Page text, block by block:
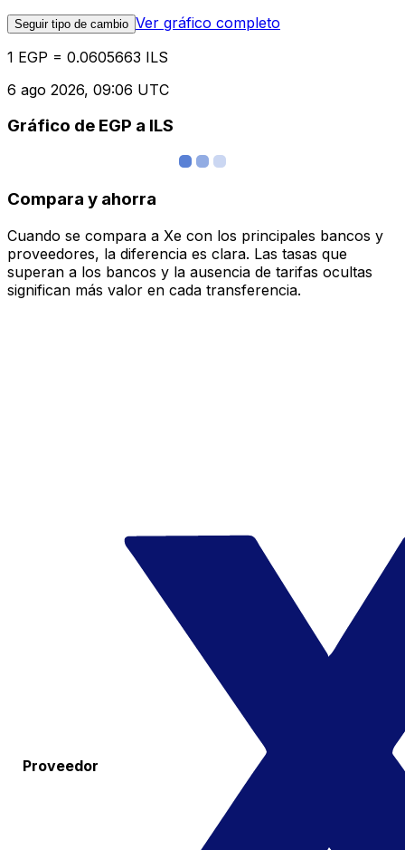
Seguir tipo de cambio Ver gráfico completo
1 EGP = 0.0605663 ILS
6 ago 2026, 09:06 UTC
Gráfico de EGP a ILS
Compara y ahorra
Cuando se compara a Xe con los principales bancos y
proveedores, la diferencia es clara. Las tasas que
superan a los bancos y la ausencia de tarifas ocultas
significan más valor en cada transferencia.
Proveedor